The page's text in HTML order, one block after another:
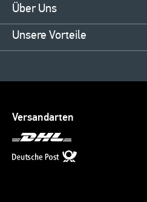
Über Uns
Unsere Vorteile
Versandarten